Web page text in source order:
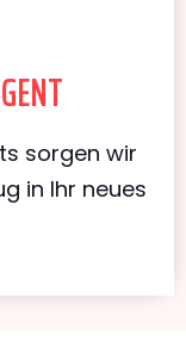
sorgen wir
in Ihr neues